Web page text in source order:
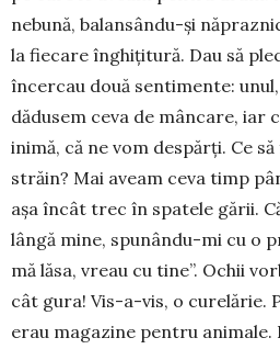
nebună, balansându-și
la fiecare înghi­ți­tură. Dau să
încercau două sen­timente:
dădusem ceva de mân­care, iar
inimă, că ne vom des­părți. Ce
străin? Mai aveam ceva timp
așa încât trec în spatele gării.
lângă mi­ne, spunându-mi cu o
mă lăsa, vreau cu tine”. Ochii
cât gura! Vis-a-vis, o cure­lărie.
erau magazine pentru